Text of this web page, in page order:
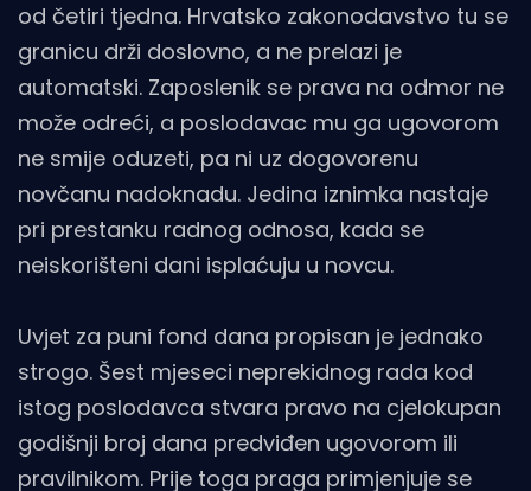
od četiri tjedna. Hrvatsko zakonodavstvo tu se
granicu drži doslovno, a ne prelazi je
automatski. Zaposlenik se prava na odmor ne
može odreći, a poslodavac mu ga ugovorom
ne smije oduzeti, pa ni uz dogovorenu
novčanu nadoknadu. Jedina iznimka nastaje
pri prestanku radnog odnosa, kada se
neiskorišteni dani isplaćuju u novcu.
Uvjet za puni fond dana propisan je jednako
strogo. Šest mjeseci neprekidnog rada kod
istog poslodavca stvara pravo na cjelokupan
godišnji broj dana predviđen ugovorom ili
pravilnikom. Prije toga praga primjenjuje se